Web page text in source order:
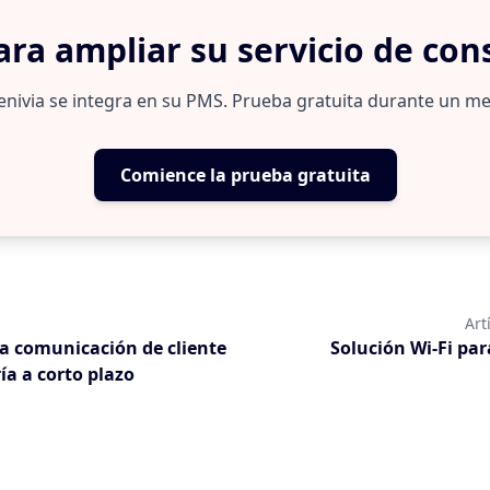
Zenivia le permite delegar la mayoría de las
ampliar su servicio de
se integra en su PMS. Prueba gratuita durante un
Comience la prueba gratuita
comunicación de cliente
a corto plazo
Solución Wi-Fi